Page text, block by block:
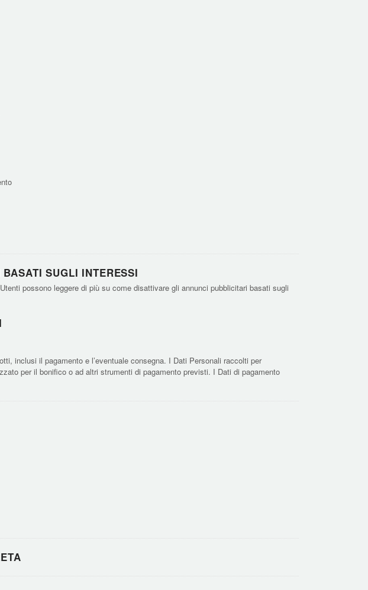
SUGLI INTERESSI
possono leggere di più su come disattivare gli annunci pubblicitari basati sugli
inclusi il pagamento e l’eventuale consegna. I Dati Personali raccolti per
per il bonifico o ad altri strumenti di pagamento previsti. I Dati di pagamento